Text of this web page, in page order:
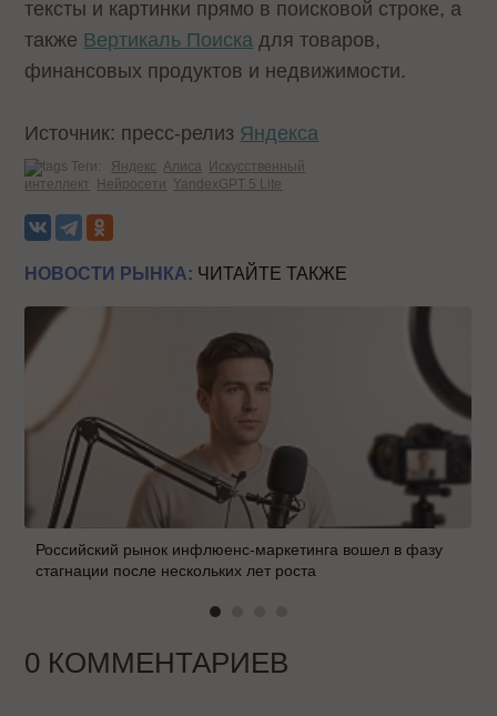
тексты и картинки прямо в поисковой строке, а
также Вертикаль Поиска для товаров,
финансовых продуктов и недвижимости.
Источник: пресс-релиз Яндекса
Теги: Яндекс Алиса
Искусственный
интеллект
Нейросети YandexGPT 5 Lite
НОВОСТИ РЫНКА: ЧИТАЙТЕ ТАКЖЕ
Российский рынок инфлюенс-маркетинга вошел в фазу
стагнации после нескольких лет роста
0 КОММЕНТАРИЕВ